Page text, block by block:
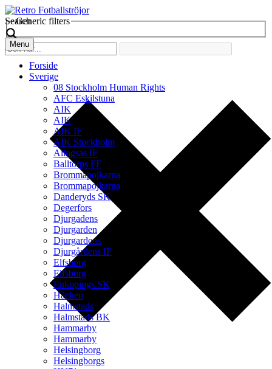
Search
Generic filters
Menu
Forside
Sverige
08 Stockholm Human Rights
AFC Eskilstuna
AIK
AIK
AIK IF
AIK Stockholm
Alingsas IF
Balltorps FF
Brommapojkarna
Brommapojkarna
Danderyds SK
Degerfors
Djurgadens
Djurgarden
Djurgardens
Djurgårdens IF
Elfsborg
Elfsborg
Enkopings SK
Häcken
Halmstads
Halmstads BK
Hammarby
Hammarby
Helsingborg
Helsingborgs